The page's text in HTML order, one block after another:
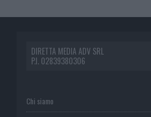
DIRETTA MEDIA ADV SRL
P.I. 02839380306
Chi siamo